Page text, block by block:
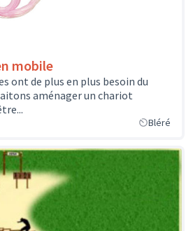
mobile
ont de plus en plus besoin du
aménager un chariot
Bléré